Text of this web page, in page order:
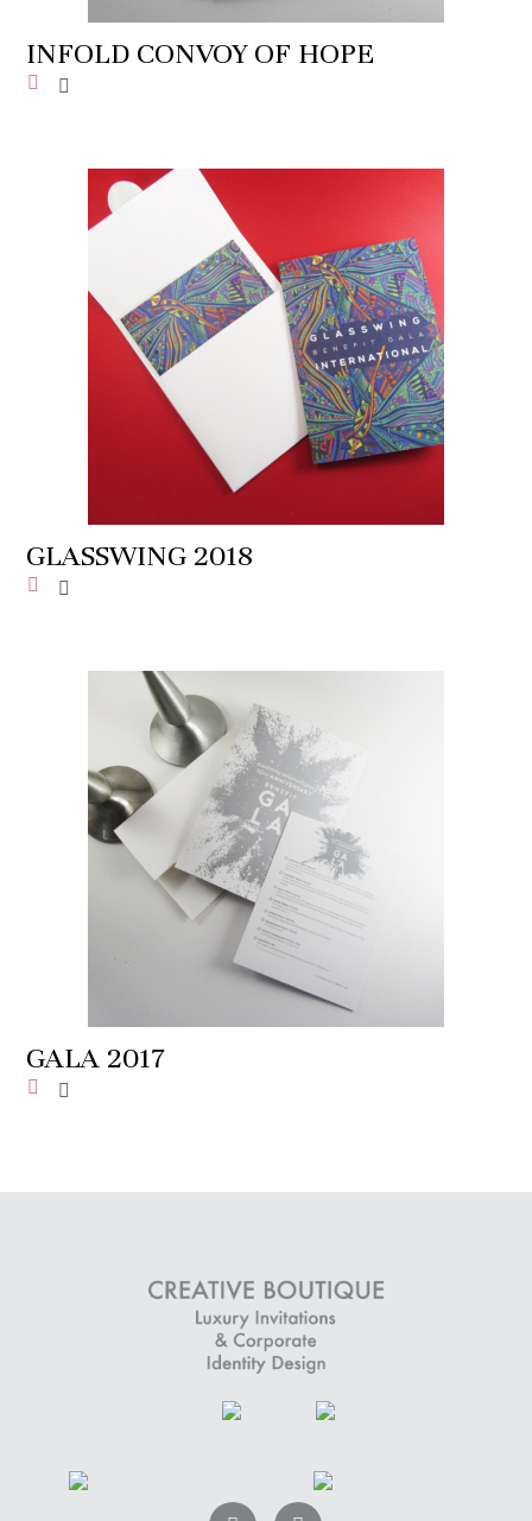
INFOLD CONVOY OF HOPE
Añadir a la lista de deseos
GLASSWING 2018
Añadir a la lista de deseos
GALA 2017
Añadir a la lista de deseos